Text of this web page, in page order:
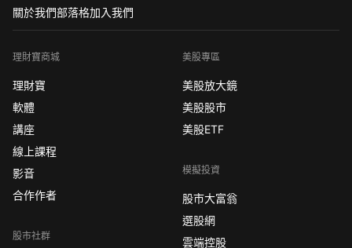
關於我們部落格加入我們
理財寶商城
理財寶
軟體
講座
線上課程
影音
合作作者
股市社群
美股專區
美股放大鏡
美股股市
美股ETF
模擬投資
股市大富翁
選股網
雲端控股